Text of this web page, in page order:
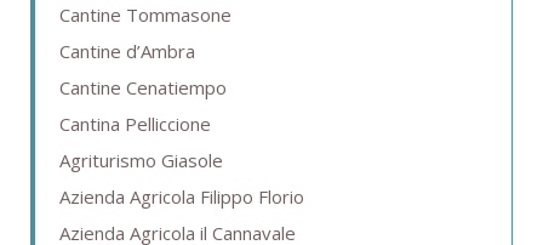
Cantine Tommasone
Cantine d’Ambra
Cantine Cenatiempo
Cantina Pelliccione
Agriturismo Giasole
Azienda Agricola Filippo Florio
Azienda Agricola il Cannavale